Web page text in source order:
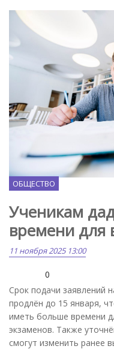
Freepik.com
ОБЩЕСТВО
Ученикам
времени для
11 ноября 2025 13:00
0
Срок подачи заявлений
продлён до 15 января,
иметь больше времени
экзаменов. Также
смогут изменить ранее